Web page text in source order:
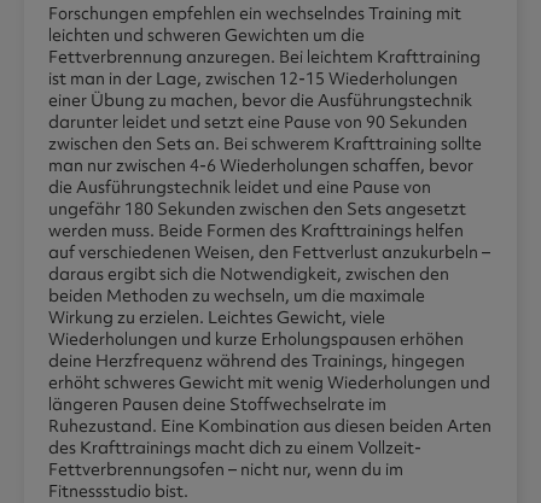
Forschungen empfehlen ein wechselndes Training mit
leichten und schweren Gewichten um die
Fettverbrennung anzuregen. Bei leichtem Krafttraining
ist man in der Lage, zwischen 12-15 Wiederholungen
einer Übung zu machen, bevor die Ausführungstechnik
darunter leidet und setzt eine Pause von 90 Sekunden
zwischen den Sets an. Bei schwerem Krafttraining sollte
man nur zwischen 4-6 Wiederholungen schaffen, bevor
die Ausführungstechnik leidet und eine Pause von
ungefähr 180 Sekunden zwischen den Sets angesetzt
werden muss. Beide Formen des Krafttrainings helfen
auf verschiedenen Weisen, den Fettverlust anzukurbeln –
daraus ergibt sich die Notwendigkeit, zwischen den
beiden Methoden zu wechseln, um die maximale
Wirkung zu erzielen. Leichtes Gewicht, viele
Wiederholungen und kurze Erholungspausen erhöhen
deine Herzfrequenz während des Trainings, hingegen
erhöht schweres Gewicht mit wenig Wiederholungen und
längeren Pausen deine Stoffwechselrate im
Ruhezustand. Eine Kombination aus diesen beiden Arten
des Krafttrainings macht dich zu einem Vollzeit-
Fettverbrennungsofen – nicht nur, wenn du im
Fitnessstudio bist.